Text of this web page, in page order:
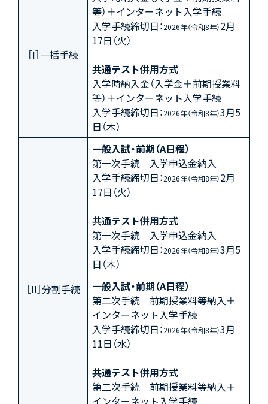
［I］一括手続
等）＋インターネット入学手続
入学手続締切日：2026年（令和8年）2月
17日（火）
共通テスト併用方式
入学時納入金（入学金＋前期授業料
等）＋インターネット入学手続
入学手続締切日：2026年（令和8年）3月5
日（木）
［II］分割手続
一般入試・前期（A日程）
第一次手続 入学申込金納入
入学手続締切日：2026年（令和8年）2月
17日（火）
共通テスト併用方式
第一次手続 入学申込金納入
入学手続締切日：2026年（令和8年）3月5
日（木）
一般入試・前期（A日程）
第二次手続 前期授業料等納入＋
インターネット入学手続
入学手続締切日：2026年（令和8年）3月
11日（水）
共通テスト併用方式
第二次手続 前期授業料等納入＋